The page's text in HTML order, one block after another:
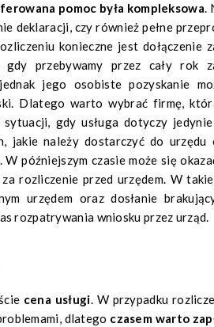
pomoc była kompleksowa.
deklaracji, czy również pełne
konieczne jest dołączenie
przebywamy przez cały rok
jego osobiste pozyskanie
Dlatego warto wybrać firmę,
gdy usługa dotyczy
jakie należy dostarczyć do urzędu
późniejszym czasie może się
rozliczenie przed urzędem. W
urzędem oraz dosłanie
rozpatrywania wniosku przez urząd.
cena usługi. W przypadku
dlatego czasem warto